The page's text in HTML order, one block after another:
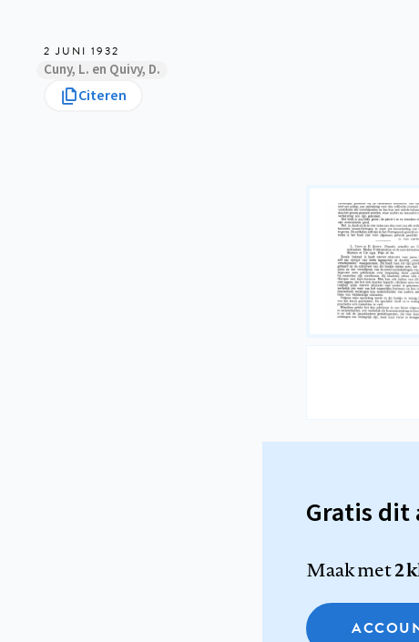
2 JUNI 1932
Cuny, L. en Quivy, D.
Citeren
Gratis dit
Maak met2